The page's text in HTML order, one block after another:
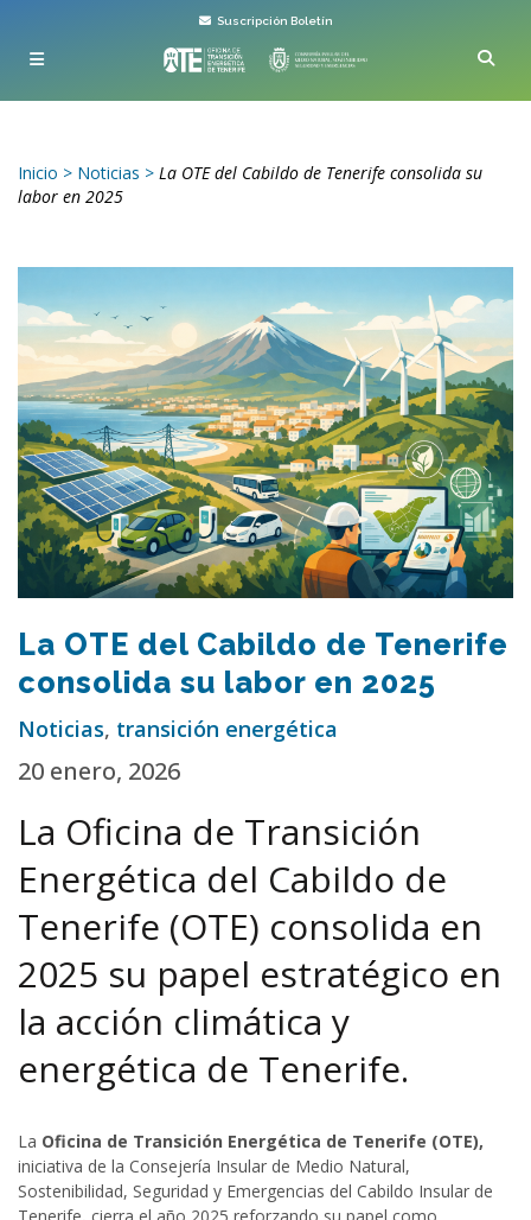
Suscripción Boletín
Inicio > Noticias > La OTE del Cabildo de Tenerife consolida su
labor en 2025
La OTE del Cabildo de Tenerife
consolida su labor en 2025
Noticias, transición energética
20 enero, 2026
La Oficina de Transición
Energética del Cabildo de
Tenerife (OTE) consolida en
2025 su papel estratégico en
la acción climática y
energética de Tenerife.
La Oficina de Transición Energética de Tenerife (OTE),
iniciativa de la Consejería Insular de Medio Natural,
Sostenibilidad, Seguridad y Emergencias del Cabildo Insular de